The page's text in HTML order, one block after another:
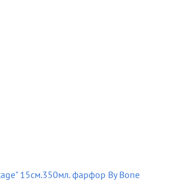
15см.350мл. фарфор By Bone